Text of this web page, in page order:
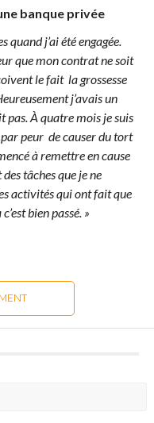
banque privée
quand j’ai été engagée.
que mon contrat ne soit
le fait la grossesse
j’avais un
pas. À quatre mois je suis
peur de causer du tort
à remettre en cause
tâches que je ne
activités qui ont fait que
bien passé. »